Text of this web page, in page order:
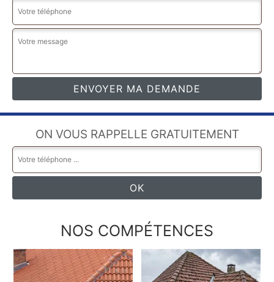
ON VOUS RAPPELLE GRATUITEMENT
NOS COMPÉTENCES